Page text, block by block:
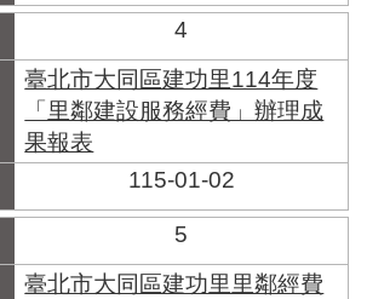
4
臺北市大同區建功里114年度
「里鄰建設服務經費」辦理成
果報表
115-01-02
5
臺北市大同區建功里里鄰經費